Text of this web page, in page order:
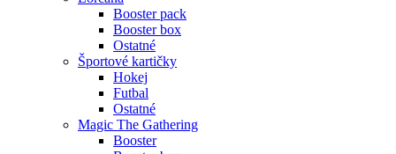
Booster pack
Booster box
Ostatné
Športové kartičky
Hokej
Futbal
Ostatné
Magic The Gathering
Booster